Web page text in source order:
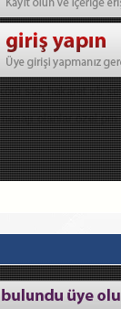
söz hakaret vb
olanlar özel pm